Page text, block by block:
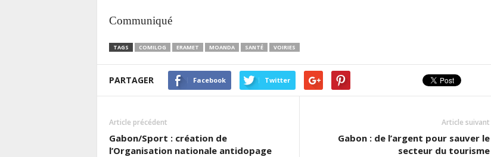
Communiqué
TAGS COMILOG ERAMET MOANDA SANTÉ VOIRIES
PARTAGER Facebook Twitter
Article précédent
Gabon/Sport : création de
l’Organisation nationale antidopage
Article suivant
Gabon : de l’argent pour sauver le
secteur du tourisme